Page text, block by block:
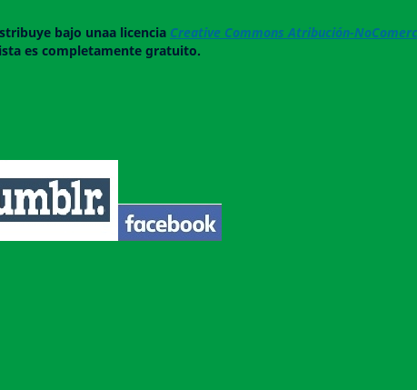
bajo unaa licencia Creative Commons Atribución-
es completamente gratuito.